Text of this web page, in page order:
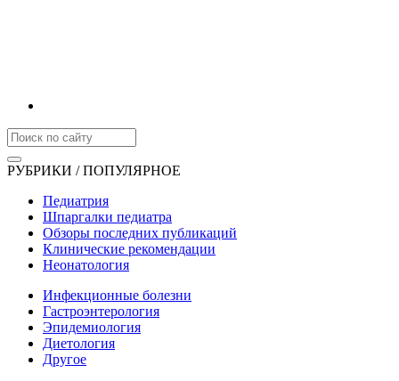
РУБРИКИ / ПОПУЛЯРНОЕ
Педиатрия
Шпаргалки педиатра
Обзоры последних публикаций
Клинические рекомендации
Неонатология
Инфекционные болезни
Гастроэнтерология
Эпидемиология
Диетология
Другое